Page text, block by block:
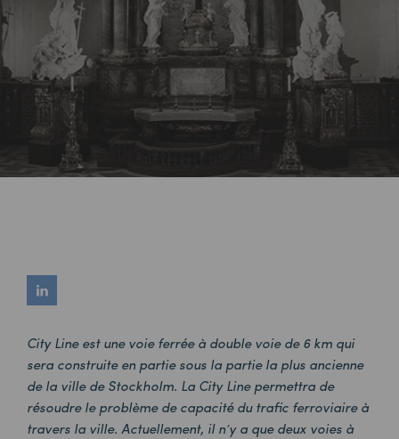
City Line est une voie ferrée à double voie de 6 km qui
sera construite en partie sous la partie la plus ancienne
de la ville de Stockholm. La City Line permettra de
résoudre le problème de capacité du trafic ferroviaire à
travers la ville. Actuellement, il n’y a que deux voies à